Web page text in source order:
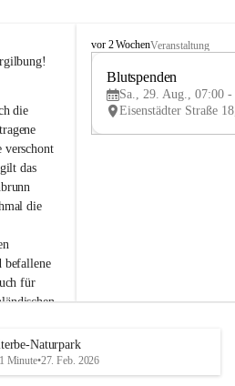
die
verschont
das
die
befallene
für
oder
Bitte
Winzer
B
e
u
e
d
vor 2 WochenVeranstaltung
Blutspenden
Sa., 29. Aug., 07:00 -
Naturpark
Minute•27. Feb. 2026